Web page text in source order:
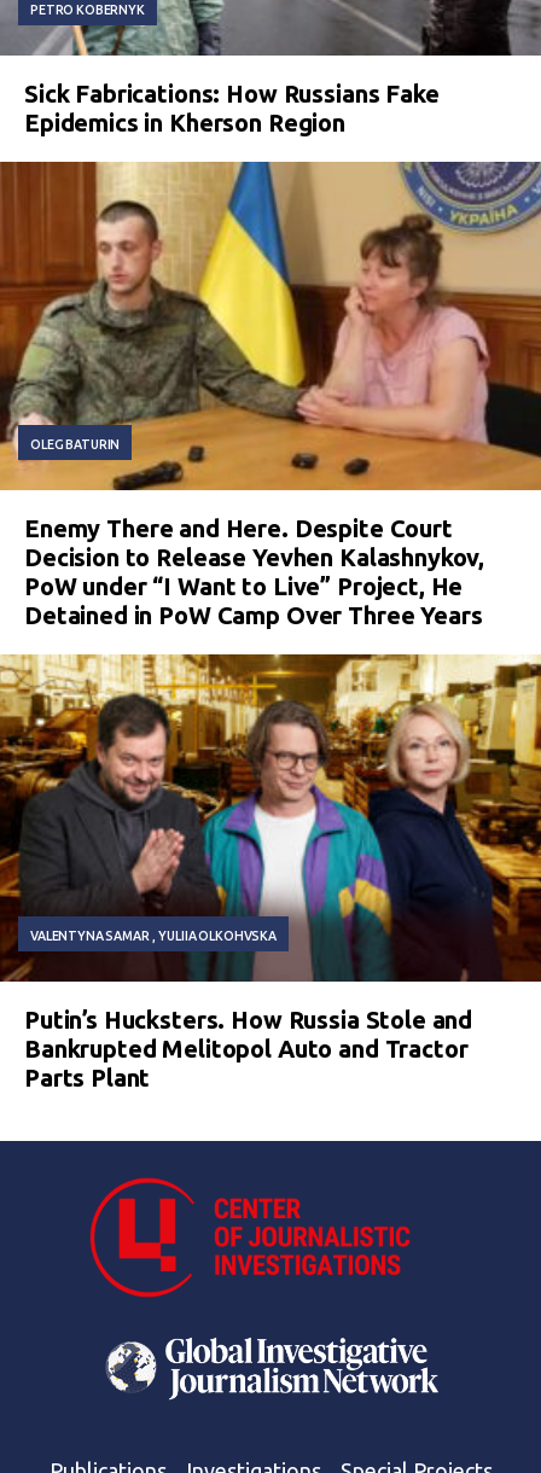
PETRO KOBERNYK
Sick Fabrications: How Russians Fake
Epidemics in Kherson Region
OLEG BATURIN
Enemy There and Here. Despite Court
Decision to Release Yevhen Kalashnykov,
PoW under “I Want to Live” Project, He
Detained in PoW Camp Over Three Years
VALENTYNA SAMAR YULIIA OLKOHVSKA
Putin’s Hucksters. How Russia Stole and
Bankrupted Melitopol Auto and Tractor
Parts Plant